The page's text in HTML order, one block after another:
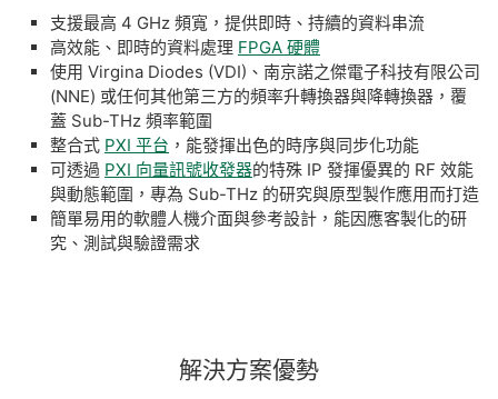
支援最高 4 GHz 頻寬，提供即時、持續的資料串流
高效能、即時的資料處理 FPGA 硬體
使用 Virgina Diodes (VDI)、南京諾之傑電子科技有限公司
(NNE) 或任何其他第三方的頻率升轉換器與降轉換器，覆
蓋 Sub-THz 頻率範圍
整合式 PXI 平台 ，能發揮出色的時序與同步化功能
可透過 PXI 向量訊號收發器的特殊 IP 發揮優異的 RF 效能
與動態範圍，專為 Sub-THz 的研究與原型製作應用而打造
簡單易用的軟體人機介面與參考設計，能因應客製化的研
究、測試與驗證需求
解決方案優勢